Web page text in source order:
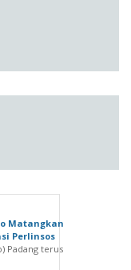
Matangkan
Perlinsos
Padang terus